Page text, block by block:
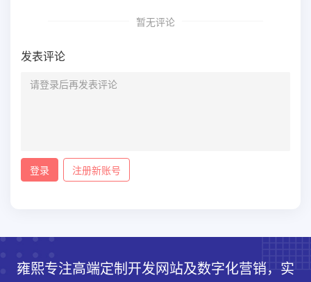
暂无评论
发表评论
登录 注册新账号
雍熙专注高端定制开发网站及数字化营销，实